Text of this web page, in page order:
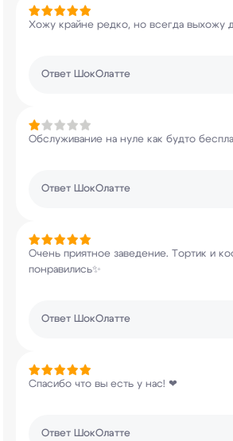
Хожу крайне редко, но всегда выхожу
Ответ ШокОлатте
Обслуживание на нуле как будто
Ответ ШокОлатте
Очень приятное заведение. Тортик и
понравились✨
Ответ ШокОлатте
Спасибо что вы есть у нас! ❤
Ответ ШокОлатте